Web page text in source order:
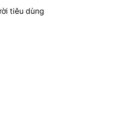
tiêu dùng